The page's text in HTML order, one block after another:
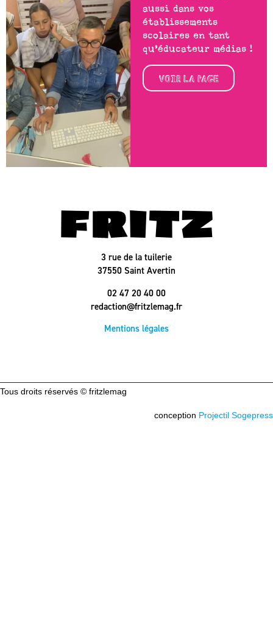
aussi dans vos
établissements
scolaires en tant
qu’éducateur médias !
VOIR LA PAGE
3 rue de la tuilerie
37550 Saint Avertin
02 47 20 40 00
redaction@fritzlemag.fr
Mentions légales
Tous droits réservés © fritzlemag
conception Projectil Sogepress